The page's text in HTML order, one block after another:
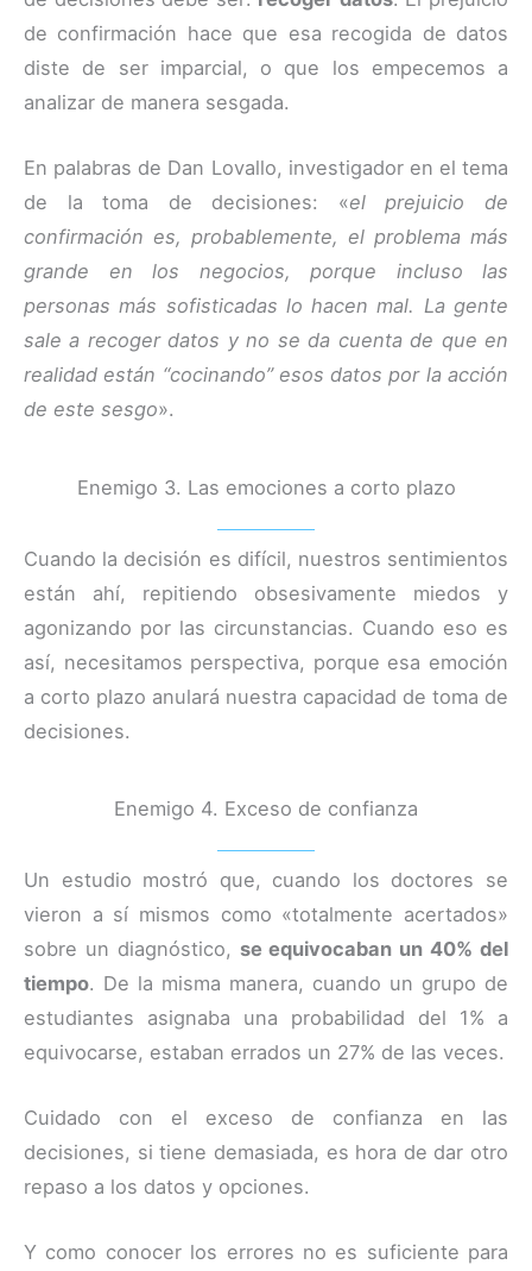
de confirmación hace que esa recogida de datos
diste de ser imparcial, o que los empecemos a
analizar de manera sesgada.
En palabras de Dan Lovallo, investigador en el tema
de la toma de decisiones: «el prejuicio de
confirmación es, probablemente, el problema más
grande en los negocios, porque incluso las
personas más sofisticadas lo hacen mal. La gente
sale a recoger datos y no se da cuenta de que en
realidad están “cocinando” esos datos por la acción
de este sesgo».
Enemigo 3. Las emociones a corto plazo
Cuando la decisión es difícil, nuestros sentimientos
están ahí, repitiendo obsesivamente miedos y
agonizando por las circunstancias. Cuando eso es
así, necesitamos perspectiva, porque esa emoción
a corto plazo anulará nuestra capacidad de toma de
decisiones.
Enemigo 4. Exceso de confianza
Un estudio mostró que, cuando los doctores se
vieron a sí mismos como «totalmente acertados»
sobre un diagnóstico, se equivocaban un 40% del
tiempo. De la misma manera, cuando un grupo de
estudiantes asignaba una probabilidad del 1% a
equivocarse, estaban errados un 27% de las veces.
Cuidado con el exceso de confianza en las
decisiones, si tiene demasiada, es hora de dar otro
repaso a los datos y opciones.
Y como conocer los errores no es suficiente para